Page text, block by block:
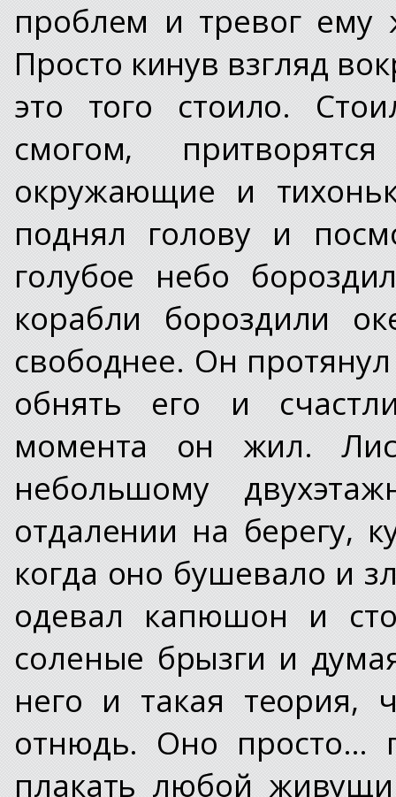
проблем и тревог ему
Просто кинув взгляд
это того стоило.
смогом,
окружающие и
поднял голову и
голубое небо
корабли бороздили
свободнее. Он
обнять его и
момента он жил.
небольшому
отдалении на берегу,
когда оно бушевало и
одевал капюшон и
соленые брызги и
него и такая теория,
отнюдь. Оно просто…
плакать любой